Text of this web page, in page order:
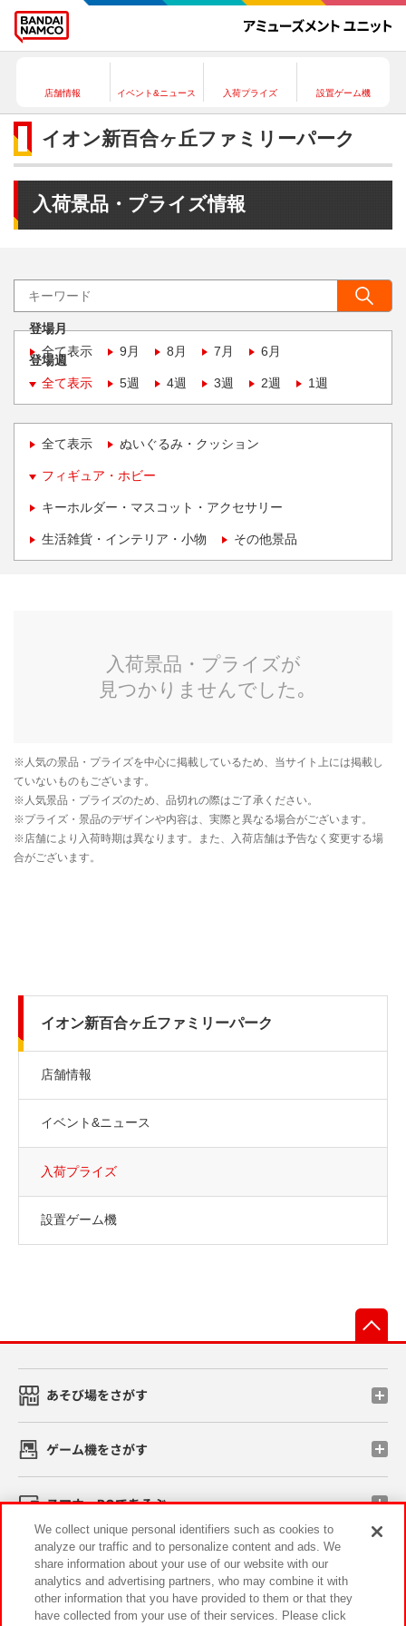
店舗情報 イベント&ニュース 入荷プライズ 設置ゲーム機
イオン新百合ヶ丘ファミリーパーク
入荷景品・プライズ情報
登場月
全て表示
9月 8月 7月 6月
登場週
全て表示
5週 4週 3週 2週 1週
全て表示 ぬいぐるみ・クッション
フィギュア・ホビー
キーホルダー・マスコット・アクセサリー
生活雑貨・インテリア・小物 その他景品
イオン新百合ヶ丘ファミリーパーク
店舗情報
イベント&ニュース
入荷プライズ
設置ゲーム機
あそび場をさがす
ゲーム機をさがす
スマホ・PCであそぶ
イベント・キャンペーン
We collect unique personal identifiers such as cookies to
analyze our traffic and to personalize content and ads. We
share information about your use of our website with our
analytics and advertising partners, who may combine it with
other information that you have provided to them or that they
have collected from your use of their services. Please click